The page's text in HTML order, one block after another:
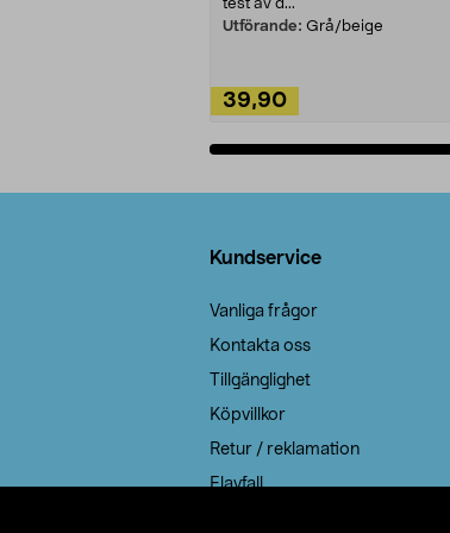
test av d...
Utförande: Grå/beige
39,90
Kundservice
Vanliga frågor
Kontakta oss
Tillgänglighet
Köpvillkor
Retur / reklamation
Elavfall